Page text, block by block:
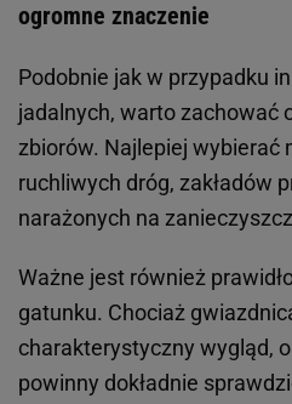
ogromne znaczenie
Podobnie jak w przypadku
jadalnych, warto zachować
zbiorów. Najlepiej wybierać
ruchliwych dróg, zakładów
narażonych na
Ważne jest również
gatunku. Chociaż
charakterystyczny wygląd,
powinny dokładnie